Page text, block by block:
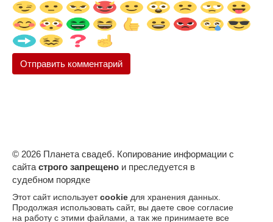
© 2026 Планета свадеб. Копирование информации с
сайта строго запрещено и преследуется в
судебном порядке
Этот сайт использует cookie для хранения данных.
Продолжая использовать сайт, вы даете свое согласие
на работу с этими файлами, а так же принимаете все